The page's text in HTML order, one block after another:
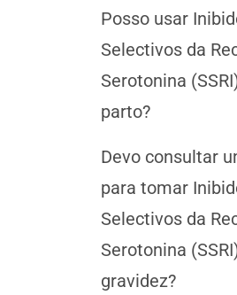
Posso usar
Selectivos da
Serotonina
parto?
Devo consultar
para tomar
Selectivos da
Serotonina
gravidez?